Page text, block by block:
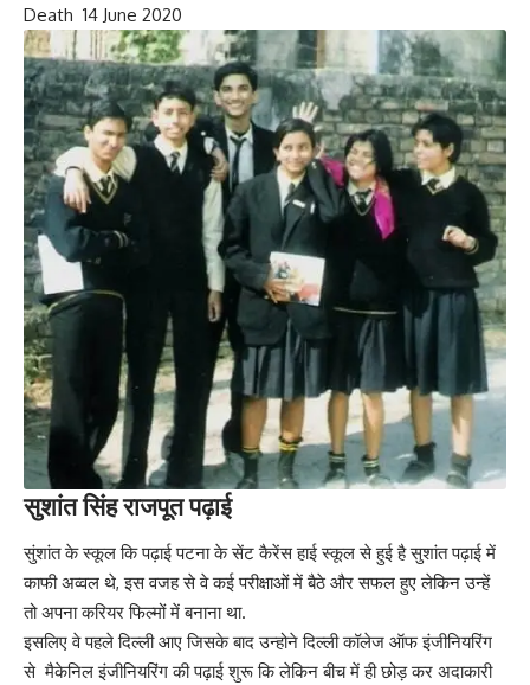
Death 14 June 2020
सुशांत सिंह राजपूत पढ़ाई
सुंशांत के स्कूल कि पढ़ाई पटना के सेंट कैरेंस हाई स्कूल से हुई है सुशांत पढ़ाई में
काफी अव्वल थे, इस वजह से वे कई परीक्षाओं में बैठे और सफल हुए लेकिन उन्हें
तो अपना करियर फिल्मों में बनाना था.
इसलिए वे पहले दिल्ली आए जिसके बाद उन्होने दिल्ली कॉलेज ऑफ इंजीनियरिंग
से मैकेनिल इंजीनियरिंग की पढ़ाई शुरू कि लेकिन बीच में ही छोड़ कर अदाकारी